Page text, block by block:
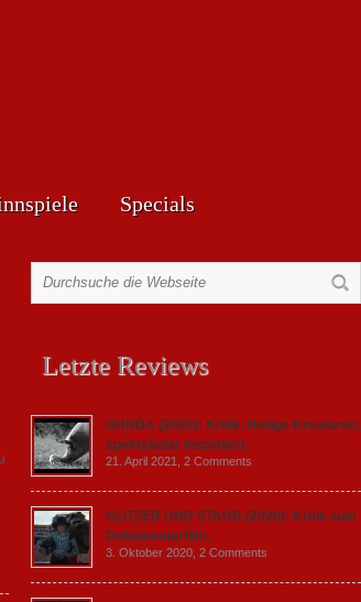
Specials
Letzte Reviews
GUNDA (2020): Kritik. Heilige Kreaturen,
spektakulär inszeniert.
21. April 2021, 2 Comments
GLITZER UND STAUB (2020): Kritik zum
Dokumentarfilm.
3. Oktober 2020, 2 Comments